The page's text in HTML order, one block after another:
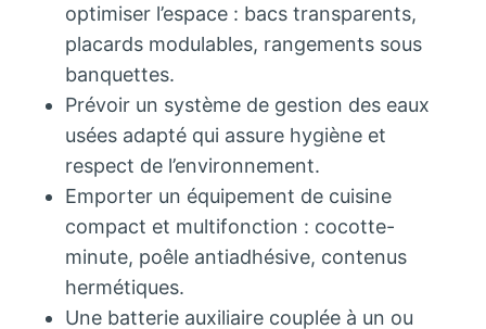
optimiser l’espace : bacs transparents,
placards modulables, rangements sous
banquettes.
Prévoir un système de gestion des eaux
usées adapté qui assure hygiène et
respect de l’environnement.
Emporter un équipement de cuisine
compact et multifonction : cocotte-
minute, poêle antiadhésive, contenus
hermétiques.
Une batterie auxiliaire couplée à un ou